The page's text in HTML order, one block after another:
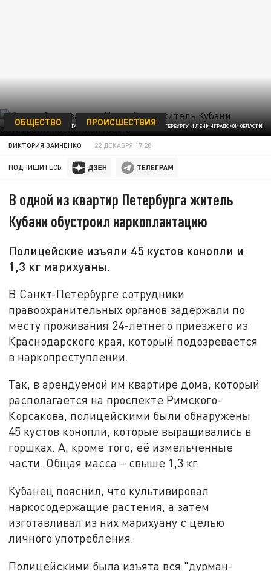
ФОТО: ПРЕСС-СЛУЖБА ГУ МВД РОССИИ ПО Г.САНКТ-ПЕТЕРБУРГУ И ЛЕНИНГРАДСКОЙ ОБЛАСТИ
ОБЩЕСТВО ПРОИСШЕСТВИЯ
ВИКТОРИЯ ЗАЙЧЕНКО 22 ДЕКАБРЯ 17:28
ПОДПИШИТЕСЬ:
В одной из квартир Петербурга житель
Кубани обустроил наркоплантацию
Полицейские изъяли 45 кустов конопли и
1,3 кг марихуаны.
В Санкт-Петербурге сотрудники
правоохранительных органов задержали по
месту проживания 24-летнего приезжего из
Краснодарского края, который подозревается
в наркопреступлении.
Так, в арендуемой им квартире дома, который
располагается на проспекте Римского-
Корсакова, полицейскими были обнаружены
45 кустов конопли, которые выращивались в
горшках. А, кроме того, её измельченные
части. Общая масса – свыше 1,3 кг.
Кубанец пояснил, что культивировал
наркосодержащие растения, а затем
изготавливал из них марихуану с целью
личного употребления.
Полицейскими была изъята вся "дурман-